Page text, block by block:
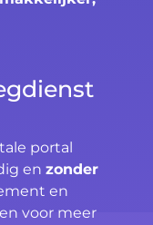
portal
en zonder
en
voor meer